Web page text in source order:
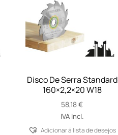
Disco De Serra Standard
160×2,2×20 W18
58,18€
IVA Incl.
Adicionar á lista de desejos